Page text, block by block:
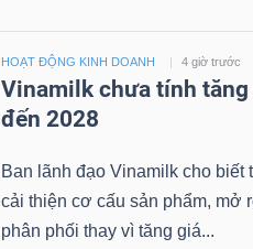
HOẠT ĐỘNG KINH DOANH 4 giờ trước
Vinamilk chưa tính
đến 2028
Ban lãnh đạo Vinamilk cho
cải thiện cơ cấu sản phẩm, mở
phân phối thay vì tăng giá...